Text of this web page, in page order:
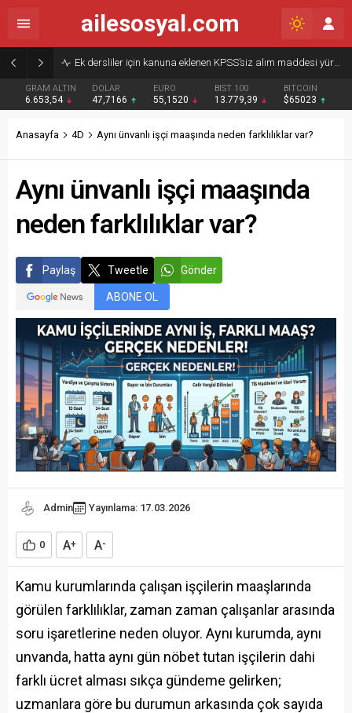
Ek dersliler için kanuna eklenen KPSS’siz alım maddesi yürürlükten kaldırıldı
GRAM ALTIN
6.653,54
DOLAR
47,7166
EURO
55,1520
BIST 100
13.779,39
BITCOIN
$65023
ailesosyal.com
Anasayfa 4D Aynı ünvanlı işçi maaşında neden farklılıklar var?
Aynı ünvanlı işçi maaşında
neden farklılıklar var?
Paylaş Tweetle Gönder
ABONE OL
Admin Yayınlama: 17.03.2026
0 A+ A-
Kamu kurumlarında çalışan işçilerin maaşlarında
görülen farklılıklar, zaman zaman çalışanlar arasında
soru işaretlerine neden oluyor. Aynı kurumda, aynı
unvanda, hatta aynı gün nöbet tutan işçilerin dahi
farklı ücret alması sıkça gündeme gelirken;
uzmanlara göre bu durumun arkasında çok sayıda